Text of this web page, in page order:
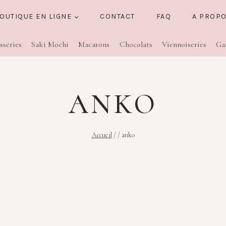
EN LIGNE CONTACT FAQ A
Saki Mochi Macarons Chocolats Viennoiseries
ANKO
Accueil / / anko